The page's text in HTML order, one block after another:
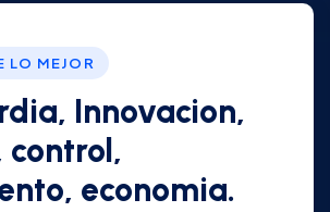
LO MEJOR
Innovacion,
control,
economia.